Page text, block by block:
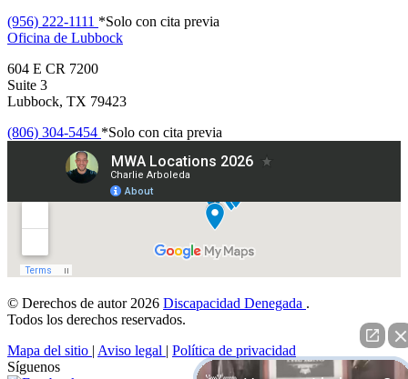
(956) 222-1111 *Solo con cita previa
Oficina de Lubbock
604 E CR 7200
Suite 3
Lubbock, TX 79423
(806) 304-5454 *Solo con cita previa
© Derechos de autor 2026 Discapacidad Denegada .
Todos los derechos reservados.
Mapa del sitio | Aviso legal | Política de privacidad
Síguenos